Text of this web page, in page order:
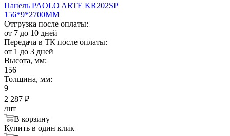
Панель PAOLO ARTE KR202SP
156*9*2700ММ
Отгрузка после оплаты:
от 7 до 10 дней
Передача в ТК после оплаты:
от 1 до 3 дней
Высота, мм:
156
Толщина, мм:
9
2 287 ₽
/шт
В корзину
Купить в один клик